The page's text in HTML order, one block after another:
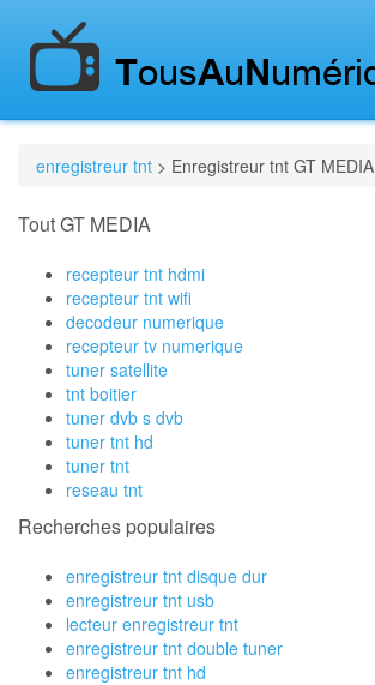
enregistreur tnt > Enregistreur tnt GT MEDIA
Tout GT MEDIA
recepteur tnt hdmi
recepteur tnt wifi
decodeur numerique
recepteur tv numerique
tuner satellite
tnt boitier
tuner dvb s dvb
tuner tnt hd
tuner tnt
reseau tnt
Recherches populaires
enregistreur tnt disque dur
enregistreur tnt usb
lecteur enregistreur tnt
enregistreur tnt double tuner
enregistreur tnt hd